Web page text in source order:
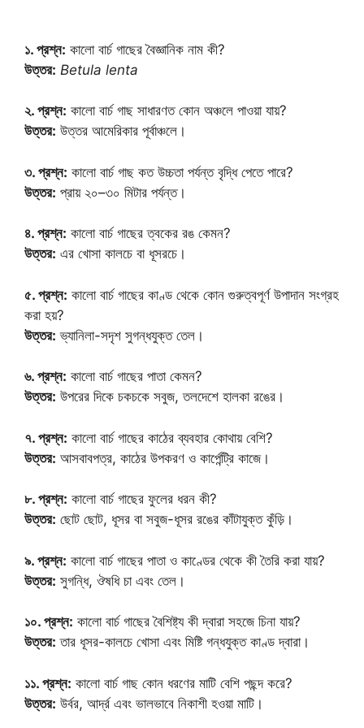
১. প্রশ্ন: কালো বার্চ গাছের বৈজ্ঞানিক নাম কী?
উত্তর: Betula lenta
২. প্রশ্ন: কালো বার্চ গাছ সাধারণত কোন অঞ্চলে পাওয়া যায়?
উত্তর: উত্তর আমেরিকার পূর্বাঞ্চলে।
৩. প্রশ্ন: কালো বার্চ গাছ কত উচ্চতা পর্যন্ত বৃদ্ধি পেতে পারে?
উত্তর: প্রায় ২০–৩০ মিটার পর্যন্ত।
৪. প্রশ্ন: কালো বার্চ গাছের ত্বকের রঙ কেমন?
উত্তর: এর খোসা কালচে বা ধূসরচে।
৫. প্রশ্ন: কালো বার্চ গাছের কাণ্ড থেকে কোন গুরুত্বপূর্ণ উপাদান সংগ্রহ
করা হয়?
উত্তর: ভ্যানিলা-সদৃশ সুগন্ধযুক্ত তেল।
৬. প্রশ্ন: কালো বার্চ গাছের পাতা কেমন?
উত্তর: উপরের দিকে চকচকে সবুজ, তলদেশে হালকা রঙের।
৭. প্রশ্ন: কালো বার্চ গাছের কাঠের ব্যবহার কোথায় বেশি?
উত্তর: আসবাবপত্র, কাঠের উপকরণ ও কার্পেন্ট্রি কাজে।
৮. প্রশ্ন: কালো বার্চ গাছের ফুলের ধরন কী?
উত্তর: ছোট ছোট, ধূসর বা সবুজ-ধূসর রঙের কাঁটাযুক্ত কুঁড়ি।
৯. প্রশ্ন: কালো বার্চ গাছের পাতা ও কাণ্ডের থেকে কী তৈরি করা যায়?
উত্তর: সুগন্ধি, ঔষধি চা এবং তেল।
১০. প্রশ্ন: কালো বার্চ গাছের বৈশিষ্ট্য কী দ্বারা সহজে চিনা যায়?
উত্তর: তার ধূসর-কালচে খোসা এবং মিষ্টি গন্ধযুক্ত কাণ্ড দ্বারা।
১১. প্রশ্ন: কালো বার্চ গাছ কোন ধরণের মাটি বেশি পছন্দ করে?
উত্তর: উর্বর, আর্দ্র এবং ভালভাবে নিকাশী হওয়া মাটি।